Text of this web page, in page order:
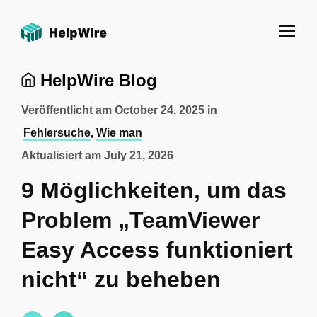
HelpWire Blog
Aktualisiert am July 21, 2026
Veröffentlicht am October 24, 2025 in
Fehlersuche, Wie man
9 Möglichkeiten, um das
Problem „TeamViewer
Easy Access funktioniert
nicht“ zu beheben